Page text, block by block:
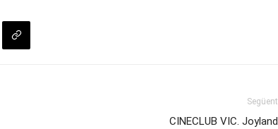
Següent
CINECLUB VIC. Joyland